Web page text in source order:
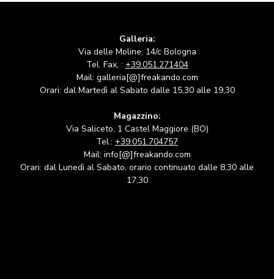
Galleria:
Via delle Moline, 14/c Bologna
Tel. Fax, : +39.051.271404
Mail: galleria[@]freakando.com
Orari: dal Martedì al Sabato dalle 15,30 alle 19,30
Magazzino:
Via Saliceto, 1 Castel Maggiore (BO)
Tel.: +39.051.704757
Mail: info[@]freakando.com
Orari: dal Lunedì al Sabato, orario continuato dalle 8,30 alle
17,30